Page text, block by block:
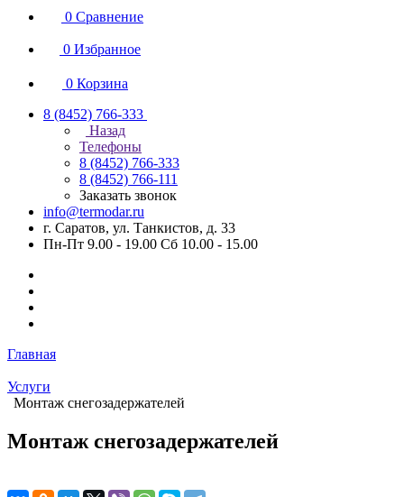
0 Сравнение
0 Избранное
0 Корзина
8 (8452) 766-333
Назад
Телефоны
8 (8452) 766-333
8 (8452) 766-111
Заказать звонок
info@termodar.ru
г. Саратов, ул. Танкистов, д. 33
Пн-Пт 9.00 - 19.00 Сб 10.00 - 15.00
Главная
Услуги
Монтаж снегозадержателей
Монтаж снегозадержателей